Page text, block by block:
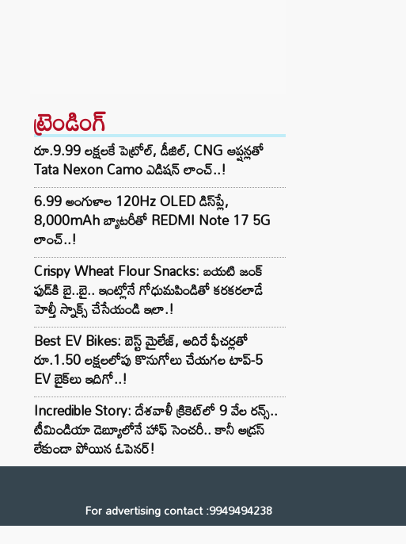
ట్రెండింగ్‌
రూ.9.99 లక్షలకే పెట్రోల్, డీజిల్, CNG ఆప్షన్లతో
Tata Nexon Camo ఎడిషన్ లాంచ్..!
6.99 అంగుళాల 120Hz OLED డిస్‌ప్లే,
8,000mAh బ్యాటరీతో REDMI Note 17 5G
లాంచ్..!
Crispy Wheat Flour Snacks: బయటి జంక్
ఫుడ్‌కి బై..బై.. ఇంట్లోనే గోధుమపిండితో కరకరలాడే
హెల్తీ స్నాక్స్ చేసేయండి ఇలా.!
Best EV Bikes: బెస్ట్ మైలేజ్, అదిరే ఫీచర్లతో
రూ.1.50 లక్షలలోపు కొనుగోలు చేయగల టాప్-5
EV బైక్‌లు ఇదిగో..!
Incredible Story: దేశవాళీ క్రికెట్‌లో 9 వేల రన్స్..
టీమిండియా డెబ్యూలోనే హాఫ్ సెంచరీ.. కానీ అడ్రస్
లేకుండా పోయిన ఓపెనర్!
For advertising contact :9949494238
Email: digital@ntvnetwork.com